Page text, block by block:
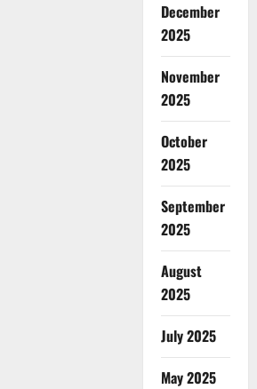
December
2025
November
2025
October
2025
September
2025
August
2025
July 2025
May 2025